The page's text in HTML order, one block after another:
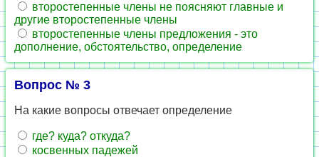
второстепенные члены не поясняют главные и
другие второстепенные члены
второстепенные члены предложения - это
дополнение, обстоятельство, определение
Вопрос № 3
На какие вопросы отвечает определение
где? куда? откуда?
косвенных падежей